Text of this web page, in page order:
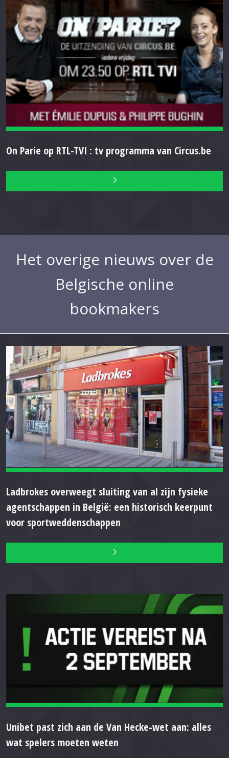
On Parie op RTL-TVI : tv programma van Circus.be
Het overige nieuws over de
Belgische online
bookmakers
Ladbrokes overweegt sluiting van al zijn fysieke
agentschappen in België: een historisch keerpunt
voor sportweddenschappen
Unibet past zich aan de Van Hecke-wet aan: alles
wat spelers moeten weten